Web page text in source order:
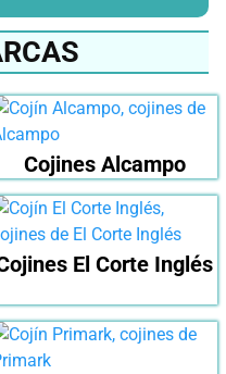
Cojines Alcampo
El Corte Inglés